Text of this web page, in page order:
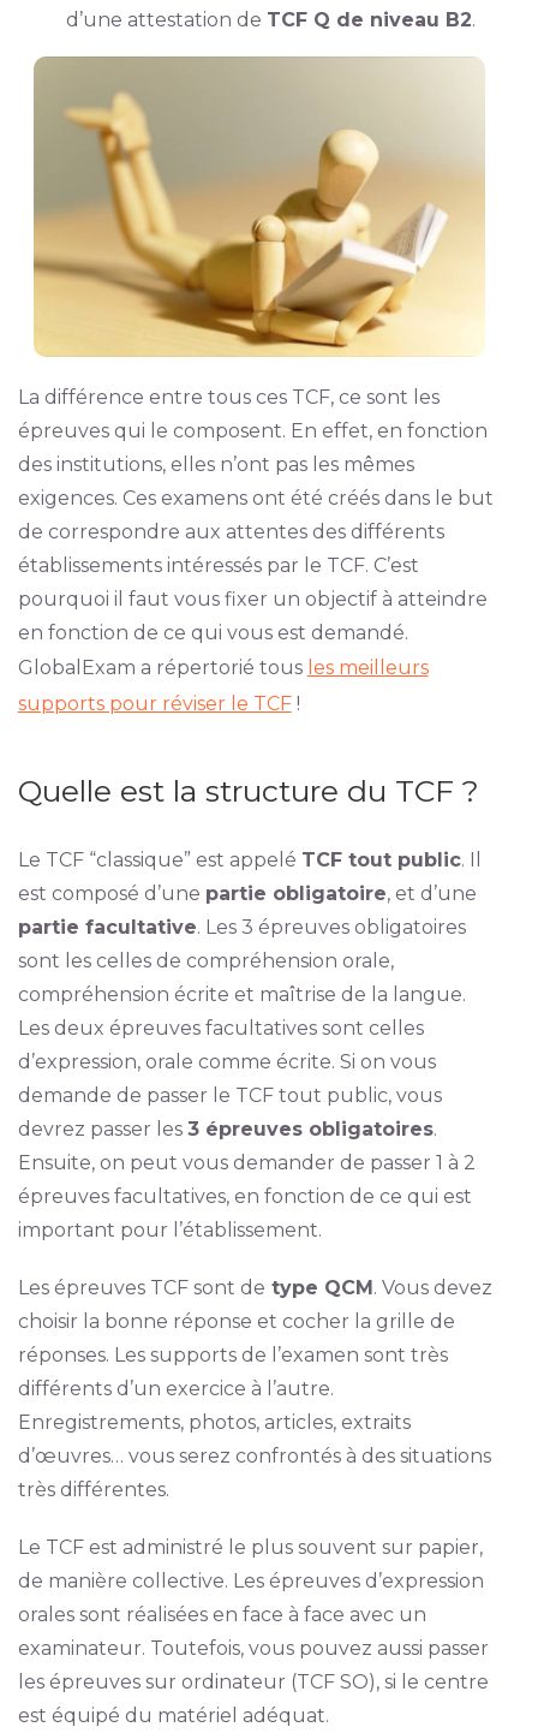
d’une attestation de TCF Q de niveau B2.
La différence entre tous ces TCF, ce sont les
épreuves qui le composent. En effet, en fonction
des institutions, elles n’ont pas les mêmes
exigences. Ces examens ont été créés dans le but
de correspondre aux attentes des différents
établissements intéressés par le TCF. C’est
pourquoi il faut vous fixer un objectif à atteindre
en fonction de ce qui vous est demandé.
GlobalExam a répertorié tous les meilleurs
supports pour réviser le TCF!
Quelle est la structure du TCF ?
Le TCF “classique” est appelé TCF tout public. Il
est composé d’une partie obligatoire, et d’une
partie facultative. Les 3 épreuves obligatoires
sont les celles de compréhension orale,
compréhension écrite et maîtrise de la langue.
Les deux épreuves facultatives sont celles
d’expression, orale comme écrite. Si on vous
demande de passer le TCF tout public, vous
devrez passer les 3 épreuves obligatoires.
Ensuite, on peut vous demander de passer 1 à 2
épreuves facultatives, en fonction de ce qui est
important pour l’établissement.
Les épreuves TCF sont de type QCM. Vous devez
choisir la bonne réponse et cocher la grille de
réponses. Les supports de l’examen sont très
différents d’un exercice à l’autre.
Enregistrements, photos, articles, extraits
d’œuvres… vous serez confrontés à des situations
très différentes.
Le TCF est administré le plus souvent sur papier,
de manière collective. Les épreuves d’expression
orales sont réalisées en face à face avec un
examinateur. Toutefois, vous pouvez aussi passer
les épreuves sur ordinateur (TCF SO), si le centre
est équipé du matériel adéquat.